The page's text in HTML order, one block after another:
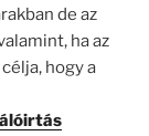
de az
ha az
hogy a